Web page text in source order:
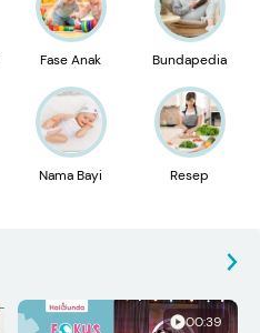
Fase Anak Bundapedia
Nama Bayi Resep
00:39